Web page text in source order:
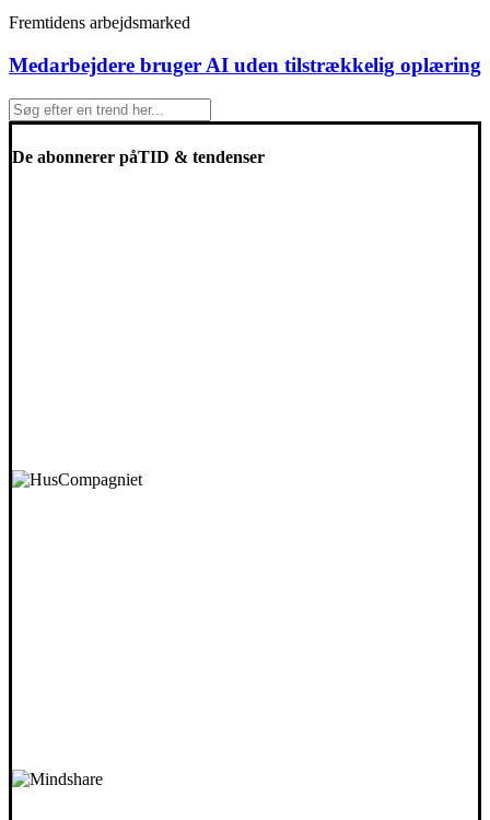
Fremtidens arbejdsmarked
Medarbejdere bruger AI uden tilstrækkelig oplæring
De abonnerer påTID & tendenser